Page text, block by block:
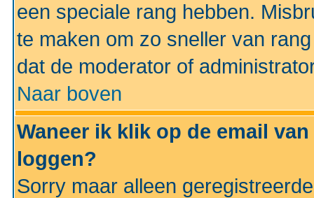
een speciale rang hebben.
te maken om zo sneller van
dat de moderator of
Naar boven
Waneer ik klik op de email
loggen?
Sorry maar alleen